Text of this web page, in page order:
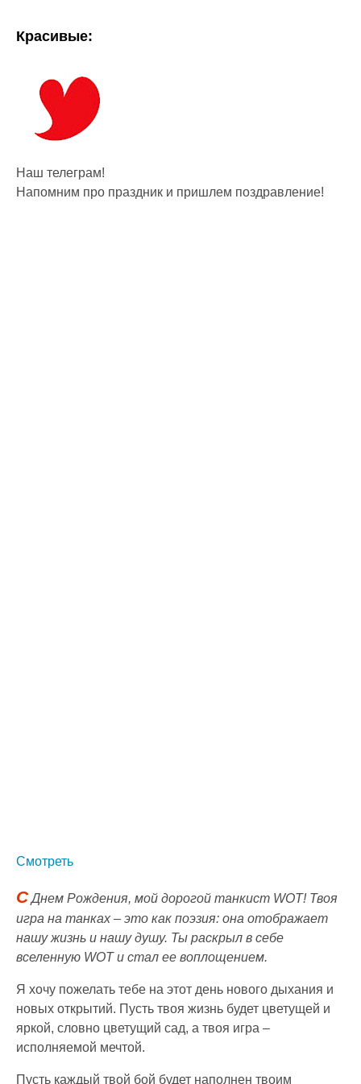
Красивые:
Наш телеграм!
Напомним про праздник и пришлем поздравление!
Смотреть
СДнем Рождения, мой дорогой танкист WOT! Твоя
игра на танках – это как поэзия: она отображает
нашу жизнь и нашу душу. Ты раскрыл в себе
вселенную WOT и стал ее воплощением.
Я хочу пожелать тебе на этот день нового дыхания и
новых открытий. Пусть твоя жизнь будет цветущей и
яркой, словно цветущий сад, а твоя игра –
исполняемой мечтой.
Пусть каждый твой бой будет наполнен твоим